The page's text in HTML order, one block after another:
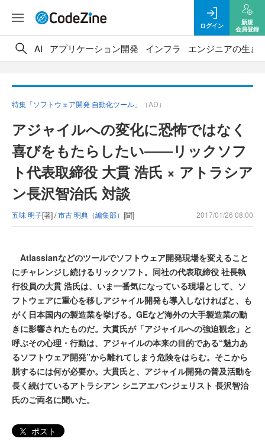
ログイン
新規
会員登録
AI アプリケーション開発 インフラ エンジニアの生き
特集「ソフトウェア開発 自動化ツール」 （AD）
アジャイルへの変化に恐怖ではなく
喜びをもたらしたい――リックソフ
ト代表取締役 大貫 浩氏 × アトラシア
ン長沢智治氏 対談
五味 明子[著] /市古 明典（編集部） [聞] 2017/01/26 08:00
Atlassianなどのツールでソフトウェア開発現場を変えること
にチャレンジし続けるリックソフト。同社の代表取締役 社長執
行役員の大貫 浩氏は、いま一番気になっている現場として、ソ
フトウェアに重心を移しアジャイル開発も導入しなければと、も
がく日本国内の製造業を挙げる。GEなど海外の大手製造業の動
きに影響されたものだ。大貫氏が「アジャイルへの強迫観念」と
呼ぶその心理・行動は、アジャイルの本来の目的である“魅力あ
るソフトウェア開発”から離れてしまう危険をはらむ。そこから
脱するには何が必要か。大貫氏と、アジャイル開発の普及活動を
長く続けているアトラシアン シニアエバンジェリスト 長沢智治
氏のご両名に聞いた。
ポスト